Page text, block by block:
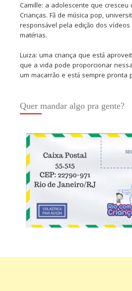
Camille: a adolescente que cresceu
Crianças. Fã de música pop,
responsável pela edição dos
matérias.
Luiza: uma criança que está
que a vida pode proporcionar
um macarrão e está sempre pronta
Quer mandar algo pra gente?